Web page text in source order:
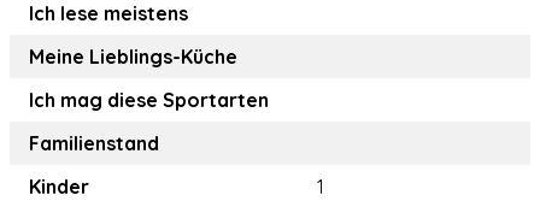
Ich lese meistens
Meine Lieblings-Küche
Ich mag diese Sportarten
Familienstand
Kinder
1